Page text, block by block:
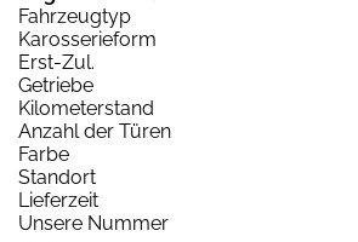
Fahrzeugtyp
Karosserieform
Erst-Zul.
Getriebe
Kilometerstand
Anzahl der Türen
Farbe
Standort
Lieferzeit
Unsere Nummer